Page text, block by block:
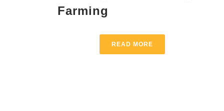
Farming
READ MORE